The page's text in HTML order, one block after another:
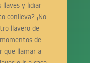
llaves y lidiar
conlleva? ¡No
llavero de
de
que llamar a